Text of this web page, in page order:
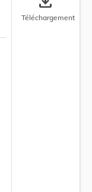
Téléchargement